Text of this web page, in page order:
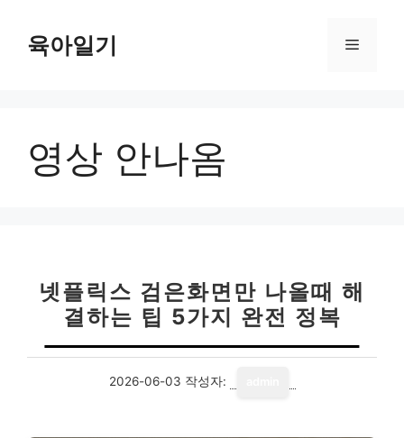
육아일기 메
영상 안나옴
넷플릭스 검은화면만 나올때 해
결하는 팁 5가지 완전 정복
2026-06-03 작성자: